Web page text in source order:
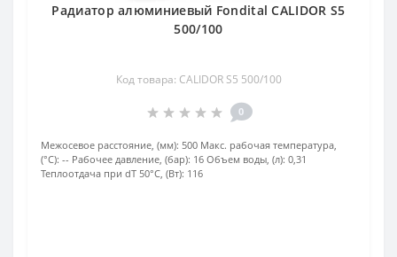
Радиатор алюминиевый Fondital CALIDOR S5
500/100
Код товара: CALIDOR S5 500/100
0
Межосевое расстояние, (мм): 500 Макс. рабочая температура,
(°С): -- Рабочее давление, (бар): 16 Объем воды, (л): 0,31
Теплоотдача при dT 50°С, (Вт): 116